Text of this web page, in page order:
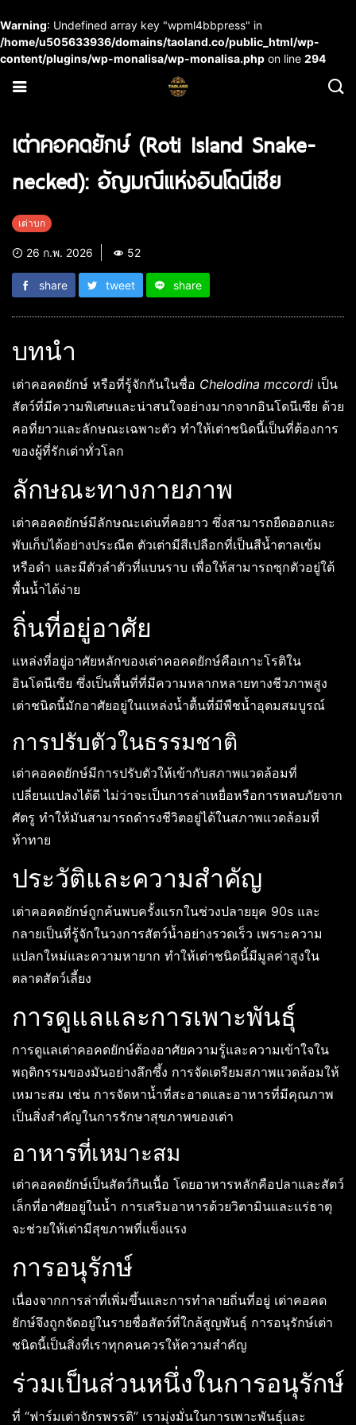
Warning: Undefined array key "wpml4bbpress" in
/home/u505633936/domains/taoland.co/public_html/wp-
content/plugins/wp-monalisa/wp-monalisa.php on line 294
เต่าคอคดยักษ์ (Roti Island Snake-
necked): อัญมณีแห่งอินโดนีเซีย
เต่าบก
26 ก.พ. 2026 52
share tweet share
บทนำ
เต่าคอคดยักษ์ หรือที่รู้จักกันในชื่อ Chelodina mccordi เป็น
สัตว์ที่มีความพิเศษและน่าสนใจอย่างมากจากอินโดนีเซีย ด้วย
คอที่ยาวและลักษณะเฉพาะตัว ทำให้เต่าชนิดนี้เป็นที่ต้องการ
ของผู้ที่รักเต่าทั่วโลก
ลักษณะทางกายภาพ
เต่าคอคดยักษ์มีลักษณะเด่นที่คอยาว ซึ่งสามารถยืดออกและ
พับเก็บได้อย่างประณีต ตัวเต่ามีสีเปลือกที่เป็นสีน้ำตาลเข้ม
หรือดำ และมีตัวลำตัวที่แบนราบ เพื่อให้สามารถซุกตัวอยู่ใต้
พื้นน้ำได้ง่าย
ถิ่นที่อยู่อาศัย
แหล่งที่อยู่อาศัยหลักของเต่าคอคดยักษ์คือเกาะโรติใน
อินโดนีเซีย ซึ่งเป็นพื้นที่ที่มีความหลากหลายทางชีวภาพสูง
เต่าชนิดนี้มักอาศัยอยู่ในแหล่งน้ำตื้นที่มีพืชน้ำอุดมสมบูรณ์
การปรับตัวในธรรมชาติ
เต่าคอคดยักษ์มีการปรับตัวให้เข้ากับสภาพแวดล้อมที่
เปลี่ยนแปลงได้ดี ไม่ว่าจะเป็นการล่าเหยื่อหรือการหลบภัยจาก
ศัตรู ทำให้มันสามารถดำรงชีวิตอยู่ได้ในสภาพแวดล้อมที่
ท้าทาย
ประวัติและความสำคัญ
เต่าคอคดยักษ์ถูกค้นพบครั้งแรกในช่วงปลายยุค 90s และ
กลายเป็นที่รู้จักในวงการสัตว์น้ำอย่างรวดเร็ว เพราะความ
แปลกใหม่และความหายาก ทำให้เต่าชนิดนี้มีมูลค่าสูงใน
ตลาดสัตว์เลี้ยง
การดูแลและการเพาะพันธุ์
การดูแลเต่าคอคดยักษ์ต้องอาศัยความรู้และความเข้าใจใน
พฤติกรรมของมันอย่างลึกซึ้ง การจัดเตรียมสภาพแวดล้อมให้
เหมาะสม เช่น การจัดหาน้ำที่สะอาดและอาหารที่มีคุณภาพ
เป็นสิ่งสำคัญในการรักษาสุขภาพของเต่า
อาหารที่เหมาะสม
เต่าคอคดยักษ์เป็นสัตว์กินเนื้อ โดยอาหารหลักคือปลาและสัตว์
เล็กที่อาศัยอยู่ในน้ำ การเสริมอาหารด้วยวิตามินและแร่ธาตุ
จะช่วยให้เต่ามีสุขภาพที่แข็งแรง
การอนุรักษ์
เนื่องจากการล่าที่เพิ่มขึ้นและการทำลายถิ่นที่อยู่ เต่าคอคด
ยักษ์จึงถูกจัดอยู่ในรายชื่อสัตว์ที่ใกล้สูญพันธุ์ การอนุรักษ์เต่า
ชนิดนี้เป็นสิ่งที่เราทุกคนควรให้ความสำคัญ
ร่วมเป็นส่วนหนึ่งในการอนุรักษ์
ที่ “ฟาร์มเต่าจักรพรรดิ” เรามุ่งมั่นในการเพาะพันธุ์และ